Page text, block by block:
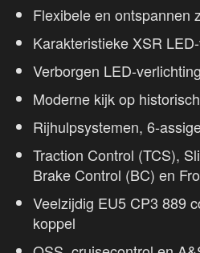
Flexibele en ontspannen
Karakteristieke XSR
Verborgen LED-
Moderne kijk op
Rijhulpsystemen, 6-
Traction Control (TCS),
Brake Control (BC) en
Veelzijdig EU5 CP3 889
koppel